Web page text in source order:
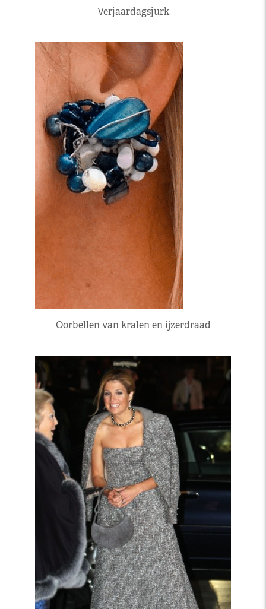
Verjaardagsjurk
Oorbellen van kralen en ijzerdraad